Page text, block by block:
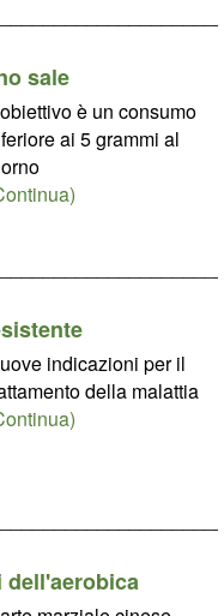
sale
è un consumo
ai 5 grammi al
indicazioni per il
della malattia
dell'aerobica